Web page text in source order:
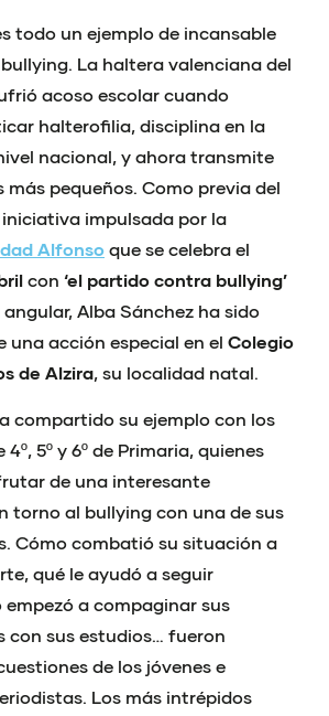
todo un ejemplo de incansable
La haltera valenciana del
acoso escolar cuando
halterofilia, disciplina en la
nacional, y ahora transmite
más pequeños. Como previa del
iniciativa impulsada por la
Alfonso que se celebra el
con ‘el partido contra bullying’
Alba Sánchez ha sido
una acción especial en el Colegio
de Alzira, su localidad natal.
compartido su ejemplo con los
5º y 6º de Primaria, quienes
de una interesante
torno al bullying con una de sus
Cómo combatió su situación a
qué le ayudó a seguir
a compaginar sus
con sus estudios… fueron
de los jóvenes e
Los más intrépidos